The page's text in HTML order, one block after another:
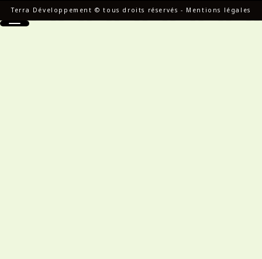
Terra Développement © tous droits réservés - Mentions légales